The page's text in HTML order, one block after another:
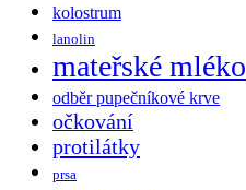
kolostrum
lanolin
mateřské mléko
odběr pupečníkové krve
očkování
protilátky
prsa